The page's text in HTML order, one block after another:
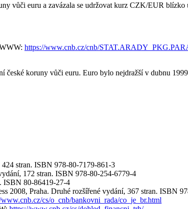
vůči euru a zavázala se udržovat kurz CZK/EUR
https://www.cnb.cz/cnb/
koruny vůči euru. Euro bylo nejdražší v dubnu
stran. ISBN 978-80-7179-861-3
172 stran. ISBN 978-80-254-6779-4
ISBN 80-86419-27-4
2008, Praha. Druhé rozšířené vydání, 367 stran. ISBN
cs/o_cnb/bankovni_rada/co_je_br.html